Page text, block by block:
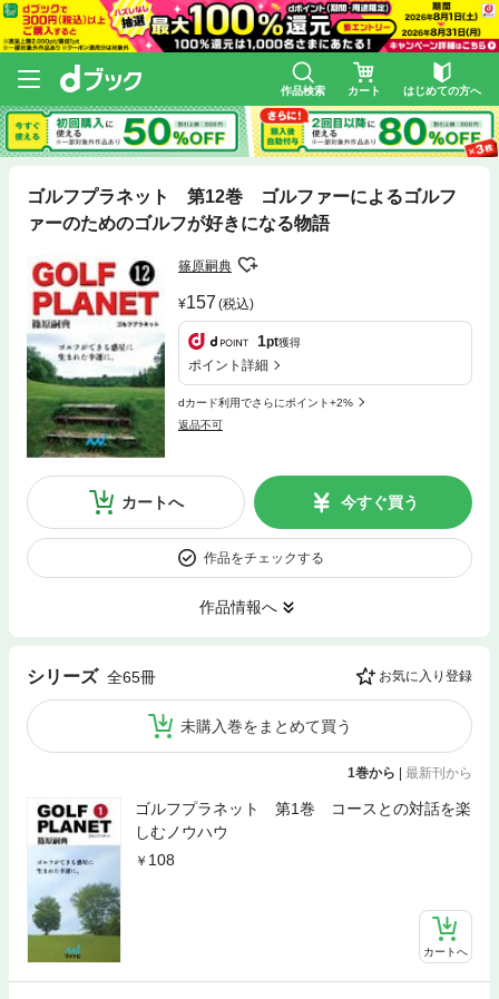
作品検索 カート はじめての方へ
ゴルフプラネット 第12巻 ゴルファーによるゴルフ
ァーのためのゴルフが好きになる物語
篠原嗣典
157 (税込)
1pt獲得
ポイント詳細
dカード利用でさらにポイント+2%
返品不可
カートへ 今すぐ買う
作品をチェックする
作品情報へ
シリーズ 全65冊 お気に入り登録
未購入巻をまとめて買う
1巻から 最新刊から
ゴルフプラネット 第1巻 コースとの対話を楽
しむノウハウ
108
カートへ